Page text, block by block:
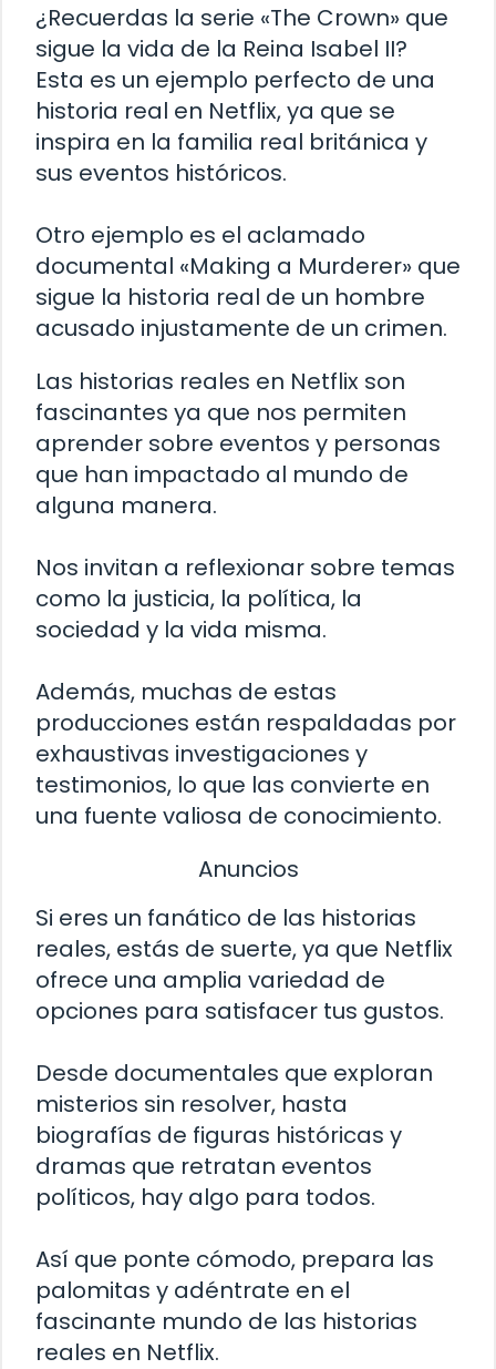
¿Recuerdas la serie «The Crown» que
sigue la vida de la Reina Isabel II?
Esta es un ejemplo perfecto de una
historia real en Netflix, ya que se
inspira en la familia real británica y
sus eventos históricos.
Otro ejemplo es el aclamado
documental «Making a Murderer» que
sigue la historia real de un hombre
acusado injustamente de un crimen.
Las historias reales en Netflix son
fascinantes ya que nos permiten
aprender sobre eventos y personas
que han impactado al mundo de
alguna manera.
Nos invitan a reflexionar sobre temas
como la justicia, la política, la
sociedad y la vida misma.
Además, muchas de estas
producciones están respaldadas por
exhaustivas investigaciones y
testimonios, lo que las convierte en
una fuente valiosa de conocimiento.
Anuncios
Si eres un fanático de las historias
reales, estás de suerte, ya que Netflix
ofrece una amplia variedad de
opciones para satisfacer tus gustos.
Desde documentales que exploran
misterios sin resolver, hasta
biografías de figuras históricas y
dramas que retratan eventos
políticos, hay algo para todos.
Así que ponte cómodo, prepara las
palomitas y adéntrate en el
fascinante mundo de las historias
reales en Netflix.